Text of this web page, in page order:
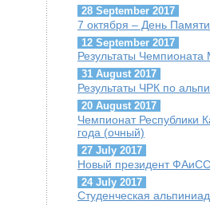
28 September 2017
7 октября – День
12 September 2017
Результаты
31 August 2017
Результаты ЧРК по
20 August 2017
Чемпионат Республики
года (очный)
27 July 2017
Новый президент
24 July 2017
Студенческая